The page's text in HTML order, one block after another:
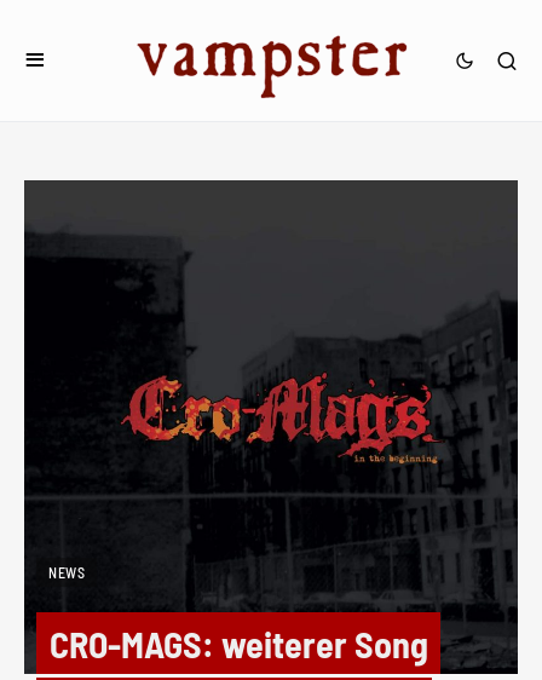
NEWS
CRO-MAGS: weiterer Song